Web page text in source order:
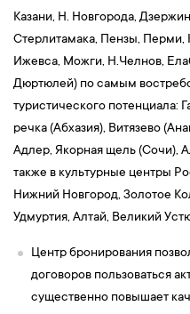
Казани, Н. Новгорода,
Стерлитамака, Пензы, Перми,
Ижевса, Можги, Н.Челнов,
Дюртюлей) по самым
туристического потенциала:
речка (Абхазия), Витязево
Адлер, Якорная щель (Сочи),
также в культурные центры
Нижний Новгород, Золотое
Удмуртия, Алтай, Великий
Центр бронирования
договоров пользоваться
существенно повышает